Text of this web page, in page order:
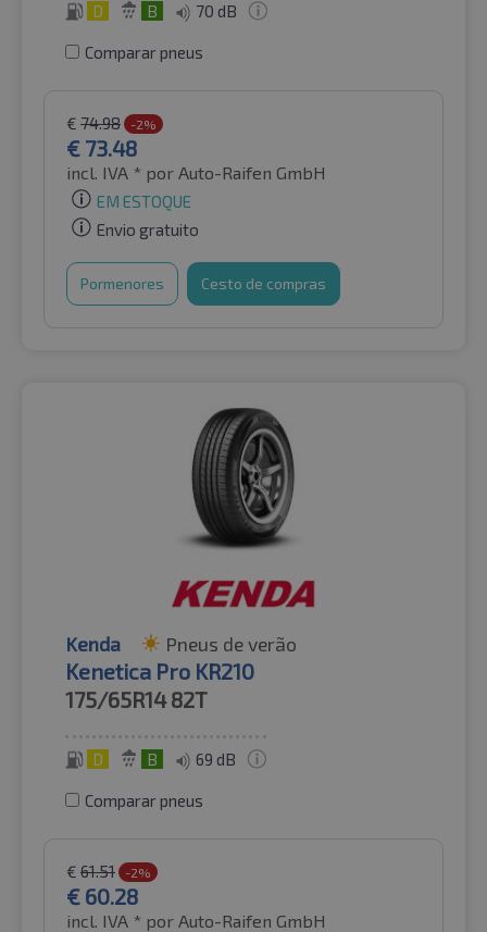
D B 70 dB
Comparar pneus
€ 74.98 -2%
€ 73.48
incl. IVA * por Auto-Raifen GmbH
EM ESTOQUE
Envio gratuito
Pormenores Cesto de compras
Kenda Pneus de verão
Kenetica Pro KR210
175/65R14 82T
D B 69 dB
Comparar pneus
€ 61.51 -2%
€ 60.28
incl. IVA * por Auto-Raifen GmbH